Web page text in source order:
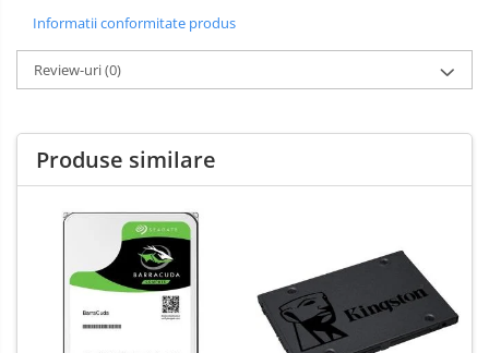
Informatii conformitate produs
Review-uri(0)
Produse similare